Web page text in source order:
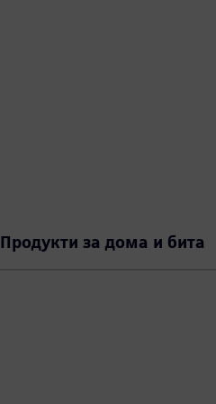
Продукти за дома и бита